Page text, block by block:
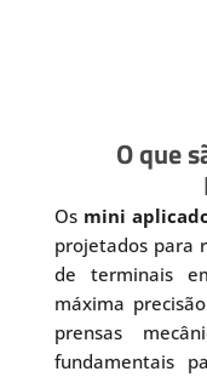
O que
Os mini
projetados para
de terminais
máxima
prensas
fundamentais